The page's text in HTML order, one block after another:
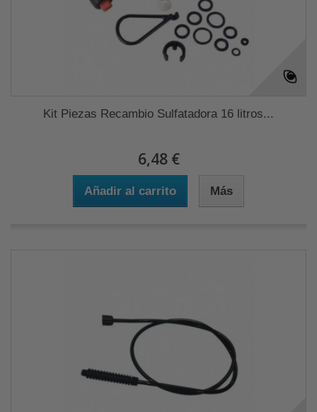
Kit Piezas Recambio Sulfatadora 16 litros...
6,48 €
Añadir al carrito Más